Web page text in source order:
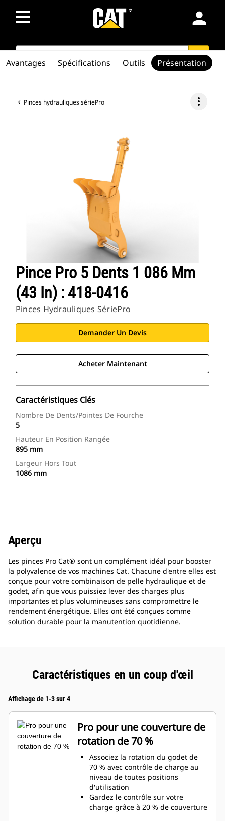
person
SEARCH search
Pinces hydrauliques sériePro more_vert
Pince Pro 5 Dents 1 086 Mm
(43 In) : 418-0416
Pinces Hydrauliques SériePro
Demander Un Devis
Acheter Maintenant
Caractéristiques Clés
Nombre De Dents/pointes De Fourche
5
Hauteur En Position Rangée
895 mm
Largeur Hors Tout
1086 mm
Avantages Spécifications Outils Présentation
Aperçu
Les pinces Pro Cat® sont un complément idéal pour booster
la polyvalence de vos machines Cat. Chacune d'entre elles est
conçue pour votre combinaison de pelle hydraulique et de
godet, afin que vous puissiez lever des charges plus
importantes et plus volumineuses sans compromettre le
rendement énergétique. Elles ont été conçues comme
solution durable pour la manutention quotidienne.
Caractéristiques en un coup d'œil
Affichage de 1-3 sur 4
Pro pour une couverture de
rotation de 70 %
Associez la rotation du godet de
70 % avec contrôle de charge au
niveau de toutes positions
d'utilisation
Gardez le contrôle sur votre
charge grâce à 20 % de couverture